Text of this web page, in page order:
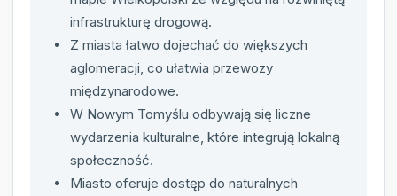
infrastrukturę drogową.
Z miasta łatwo dojechać do większych
aglomeracji, co ułatwia przewozy
międzynarodowe.
W Nowym Tomyślu odbywają się liczne
wydarzenia kulturalne, które integrują lokalną
społeczność.
Miasto oferuje dostęp do naturalnych